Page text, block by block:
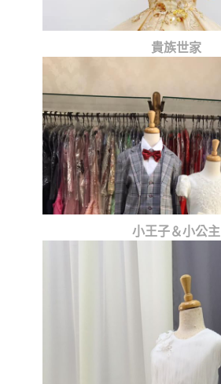
貴族世家
小王子＆小公主